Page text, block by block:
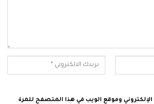
وموقع الويب في هذا المتصفح للمرة